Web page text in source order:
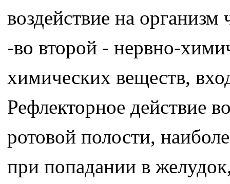
воздействие на организм
-во второй - нервно-
химических веществ,
Рефлекторное действие
ротовой полости,
при попадании в